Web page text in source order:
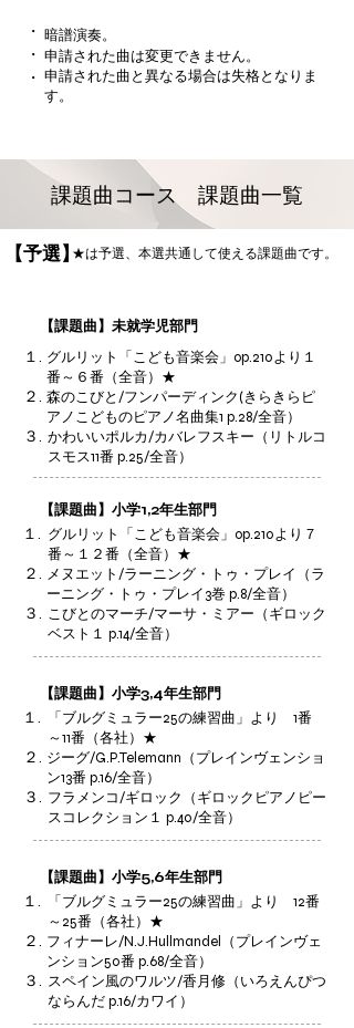
・ 暗譜演奏。
・
・
申請された曲は変更できません。
申請された曲と異なる場合は失格となりま
す。
課題曲コース 課題曲一覧
【予選】★は予選、本選共通して使える課題曲です。
【課題曲】未就学児部門
１. グルリット「こども音楽会」op.210より１
番～６番（全音）★
２. 森のこびと/フンパーディンク(きらきらピ
アノこどものピアノ名曲集1 p.28/全音）
３. かわいいポルカ/カバレフスキー（リトルコ
スモス11番 p.25/全音）
【課題曲】小学1,2年生部門
１. グルリット「こども音楽会」op.210より７
番～１２番（全音）★
２. メヌエット/ラーニング・トゥ・プレイ（ラ
ーニング・トゥ・プレイ3巻 p.8/全音）
３. こびとのマーチ/マーサ・ミアー（ギロック
ベスト１ p.14/全音）
【課題曲】小学3,4年生部門
１.
「ブルグミュラー25の練習曲」より 1番
～11番（各社）★
２. ジーグ/G.P.Telemann（プレインヴェンショ
ン13番 p.16/全音）
３. フラメンコ/ギロック（ギロックピアノピー
スコレクション１ p.40/全音）
【課題曲】小学5,6年生部門
１.
「ブルグミュラー25の練習曲」より 12番
～25番（各社）★
２. フィナーレ/N.J.Hullmandel（プレインヴェ
ンション50番 p.68/全音）
３. スペイン風のワルツ/香月修（いろえんぴつ
ならんだ p.16/カワイ）